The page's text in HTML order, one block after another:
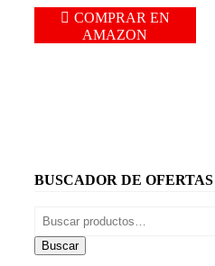
original
era:
185,50€.
actual
es:
149,00€.
COMPRAR EN
AMAZON
BUSCADOR DE OFERTAS
Buscar
por:
Buscar